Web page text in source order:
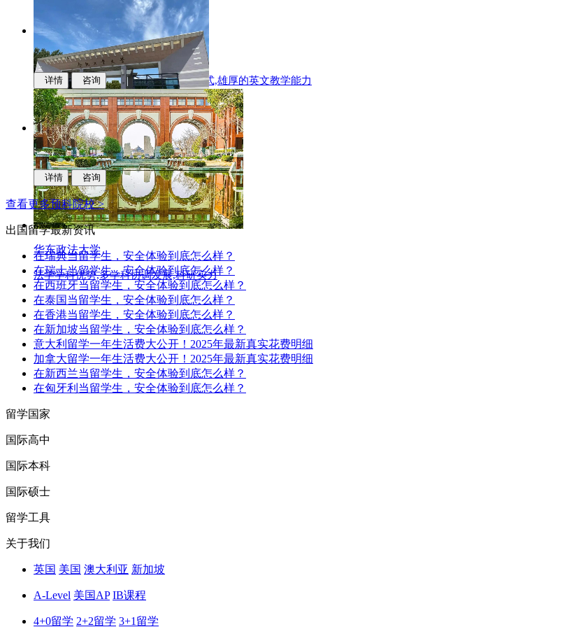
华东师范大学
多样化的升学,中新联合培养的办学模式,雄厚的英文教学能力
合肥工业大学
科研实力,学科优势,人才培养质量
详情 咨询
华东政法大学
法学学科优势,多学科协调发展,科研实力
详情 咨询
查看更多预科院校 >
出国留学最新资讯
在瑞典当留学生，安全体验到底怎么样？
在瑞士当留学生，安全体验到底怎么样？
在西班牙当留学生，安全体验到底怎么样？
在泰国当留学生，安全体验到底怎么样？
在香港当留学生，安全体验到底怎么样？
在新加坡当留学生，安全体验到底怎么样？
意大利留学一年生活费大公开！2025年最新真实花费明细
加拿大留学一年生活费大公开！2025年最新真实花费明细
在新西兰当留学生，安全体验到底怎么样？
在匈牙利当留学生，安全体验到底怎么样？
留学国家
国际高中
国际本科
国际硕士
留学工具
关于我们
英国 美国 澳大利亚 新加坡
A-Level 美国AP IB课程
4+0留学 2+2留学 3+1留学